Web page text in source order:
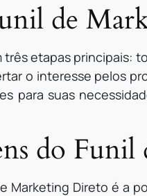
de
três etapas principais:
o interesse pelos
para suas
do
Marketing Direto é a